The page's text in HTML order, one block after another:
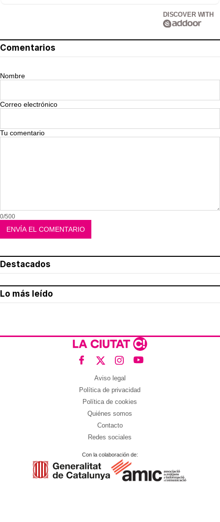
DISCOVER WITH
Comentarios
Nombre
Correo electrónico
Tu comentario
0/500
Destacados
Lo más leído
Aviso legal
Política de privacidad
Política de cookies
Quiénes somos
Contacto
Redes sociales
Con la colaboración de: